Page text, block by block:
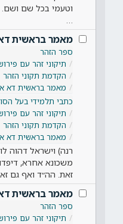
וטעמי בכל שם
מאמר בראשית
ספר הזהר
תיקוני זהר עם
הקדמת תקוני הזהר
מאמר בראשית דא
כתבי תלמידי בעל
תיקוני זהר עם
הקדמת תקוני הזהר
מאמר בראשית דא
רנה) וישראל דהוה
משכונא אחרא,
זאת. הה״ד ואף גם
מאמר בראשית
ספר הזהר
תיקוני זהר עם